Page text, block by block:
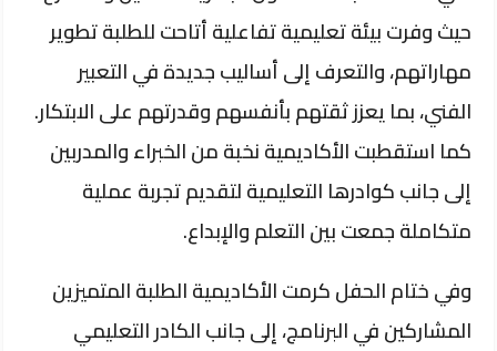
حيث وفرت بيئة تعليمية تفاعلية أتاحت للطلبة تطوير
مهاراتهم، والتعرف إلى أساليب جديدة في التعبير
الفني، بما يعزز ثقتهم بأنفسهم وقدرتهم على الابتكار.
كما استقطبت الأكاديمية نخبة من الخبراء والمدربين
إلى جانب كوادرها التعليمية لتقديم تجربة عملية
متكاملة جمعت بين التعلم والإبداع.
وفي ختام الحفل كرمت الأكاديمية الطلبة المتميزين
المشاركين في البرنامج، إلى جانب الكادر التعليمي